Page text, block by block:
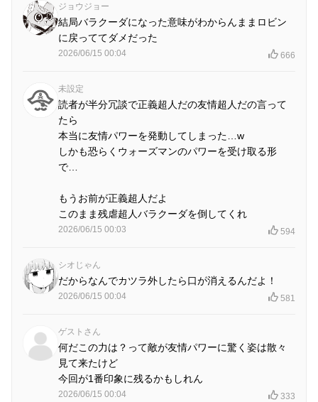
ジョウジョー
結局バラクーダになった意味がわからんままロビン
に戻っててダメだった
2026/06/15 00:04 666
未設定
読者が半分冗談で正義超人だの友情超人だの言って
たら
本当に友情パワーを発動してしまった…w
しかも恐らくウォーズマンのパワーを受け取る形
で…
もうお前が正義超人だよ
このまま残虐超人バラクーダを倒してくれ
2026/06/15 00:03 594
シオじゃん
だからなんでカツラ外したら口が消えるんだよ！
2026/06/15 00:04 581
ゲストさん
何だこの力は？って敵が友情パワーに驚く姿は散々
見て来たけど
今回が1番印象に残るかもしれん
2026/06/15 00:04 333